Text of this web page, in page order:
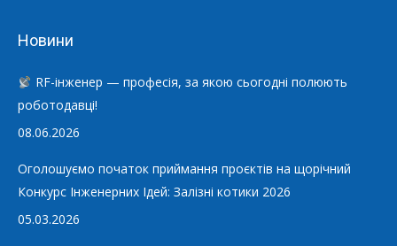
Новини
RF-інженер — професія, за якою сьогодні полюють
роботодавці!
08.06.2026
Оголошуємо початок приймання проєктів на щорічний
Конкурс Інженерних Ідей: Залізні котики 2026
05.03.2026